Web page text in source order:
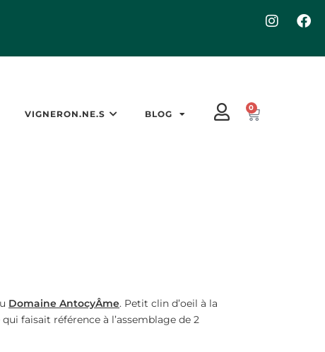
VIGNERON.NE.S BLOG
0
Domaine AntocyÂme. Petit clin d’oeil à la
faisait référence à l’assemblage de 2